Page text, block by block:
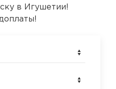
в Игушетии!